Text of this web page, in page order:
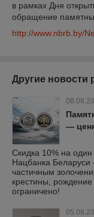
в рамках Дня
обращение
http://www.nbrb.by/
Другие новости
—
Скидка 10% на
Нацбанка
частичным
крестины,
ограничено!